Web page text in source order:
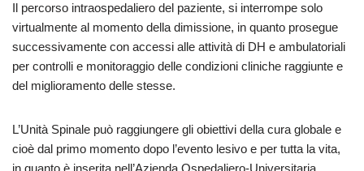
Il percorso intraospedaliero del paziente, si interrompe solo
virtualmente al momento della dimissione, in quanto prosegue
successivamente con accessi alle attività di DH e ambulatoriali
per controlli e monitoraggio delle condizioni cliniche raggiunte e
del miglioramento delle stesse.
L’Unità Spinale può raggiungere gli obiettivi della cura globale e
cioè dal primo momento dopo l’evento lesivo e per tutta la vita,
in quanto è inserita nell’Azienda Ospedaliero-Universitaria